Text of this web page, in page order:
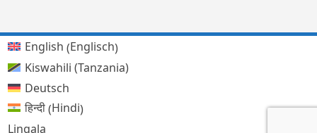
English (Englisch)
Kiswahili (Tanzania)
Deutsch
हिन्दी(Hindi)
Lingala